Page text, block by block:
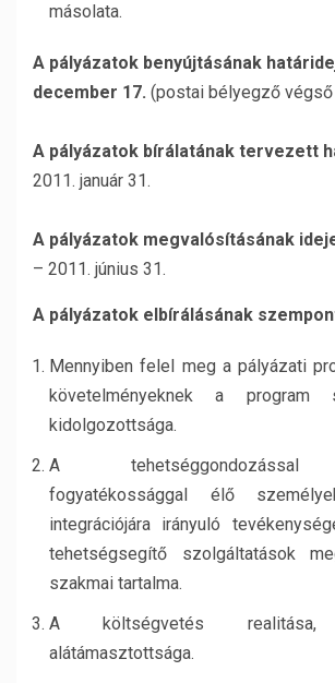
másolata.
A pályázatok benyújtásának
december 17. (postai bélyegző végső
A pályázatok bírálatának tervezett
2011. január 31.
A pályázatok megvalósításának
– 2011. június 31.
A pályázatok elbírálásának
Mennyiben felel meg a pályázati
követelményeknek a program
kidolgozottsága.
A tehetséggondozással
fogyatékossággal élő
integrációjára irányuló
tehetségsegítő szolgáltatások
szakmai tartalma.
A költségvetés realitása,
alátámasztottsága.